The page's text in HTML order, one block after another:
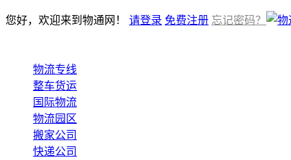
您好，欢迎来到物通网！ 请登录 免费注册 忘记密码？
物流专线
整车货运
国际物流
物流园区
搬家公司
快递公司